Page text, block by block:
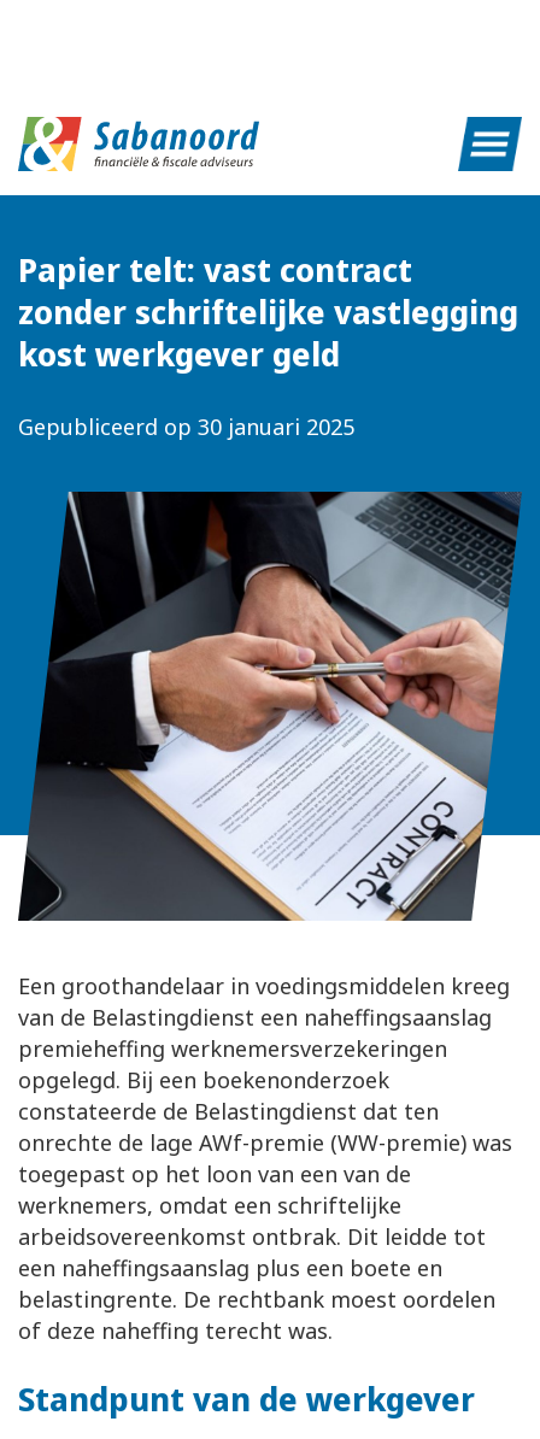
Papier telt: vast contract
zonder schriftelijke vastlegging
kost werkgever geld
Gepubliceerd op 30 januari 2025
Een groothandelaar in voedingsmiddelen kreeg
van de Belastingdienst een naheffingsaanslag
premieheffing werknemersverzekeringen
opgelegd. Bij een boekenonderzoek
constateerde de Belastingdienst dat ten
onrechte de lage AWf-premie (WW-premie) was
toegepast op het loon van een van de
werknemers, omdat een schriftelijke
arbeidsovereenkomst ontbrak. Dit leidde tot
een naheffingsaanslag plus een boete en
belastingrente. De rechtbank moest oordelen
of deze naheffing terecht was.
Standpunt van de werkgever